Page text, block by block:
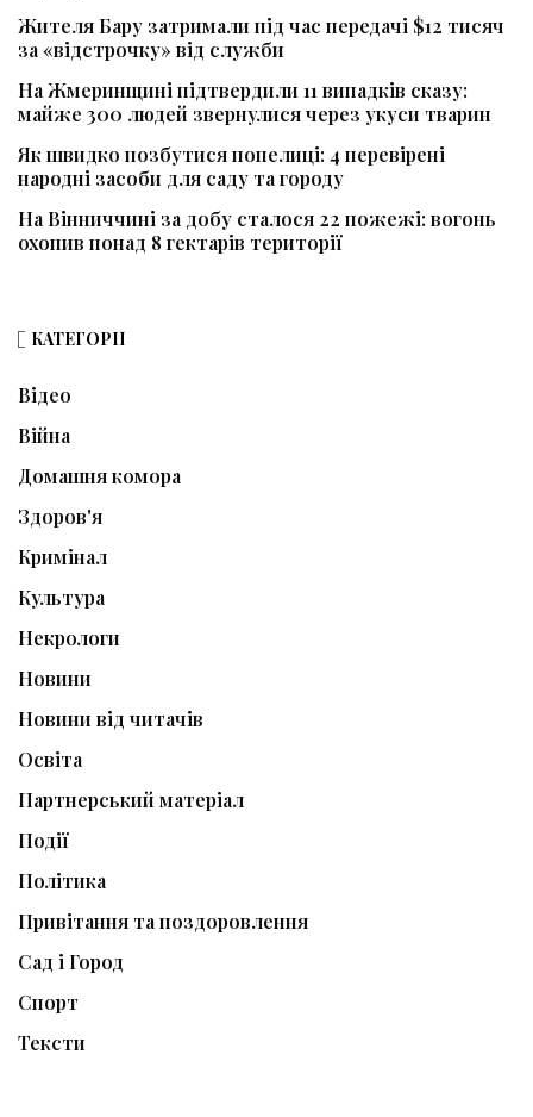
Жителя Бару затримали під час передачі $12 тисяч
за «відстрочку» від служби
На Жмеринщині підтвердили 11 випадків сказу:
майже 300 людей звернулися через укуси тварин
Як швидко позбутися попелиці: 4 перевірені
народні засоби для саду та городу
На Вінниччині за добу сталося 22 пожежі: вогонь
охопив понад 8 гектарів території
КАТЕГОРІЇ
Відео
Війна
Домашня комора
Здоров'я
Кримінал
Культура
Некрологи
Новини
Новини від читачів
Освіта
Партнерський матеріал
Події
Політика
Привітання та поздоровлення
Сад і Город
Спорт
Тексти